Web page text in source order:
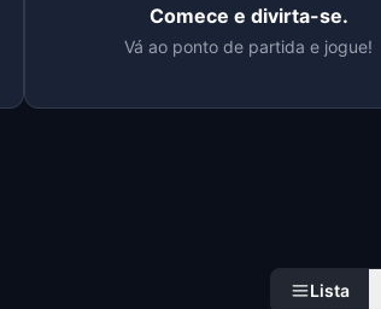
Comece e divirta-se.
Vá ao ponto de partida e jogue!
Lista